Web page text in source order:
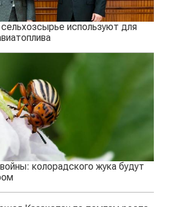
используют для
колорадского жука будут